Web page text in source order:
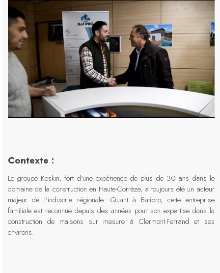
Contexte :
Le groupe Keskin, fort d'une expérience de plus de 30 ans dans le
domaine de la construction en Haute-Corrèze, a toujours été un acteur
majeur de l'industrie régionale. Quant à Batipro, cette entreprise
familiale est reconnue depuis des années pour son expertise dans la
construction de maisons sur mesure à Clermont-Ferrand et ses
environs.